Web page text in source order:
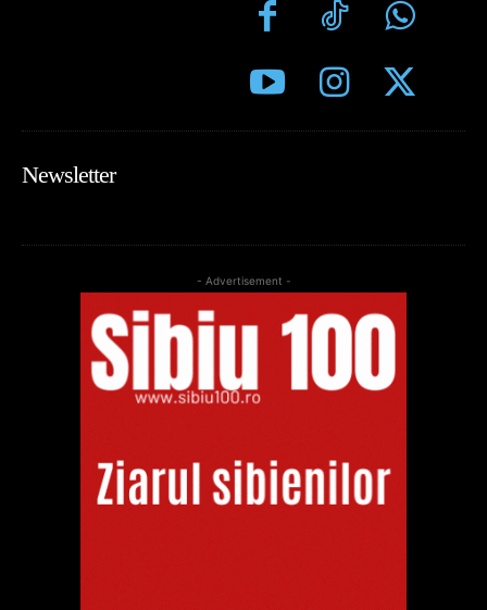
Newsletter
- Advertisement -